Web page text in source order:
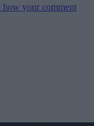
how your comment